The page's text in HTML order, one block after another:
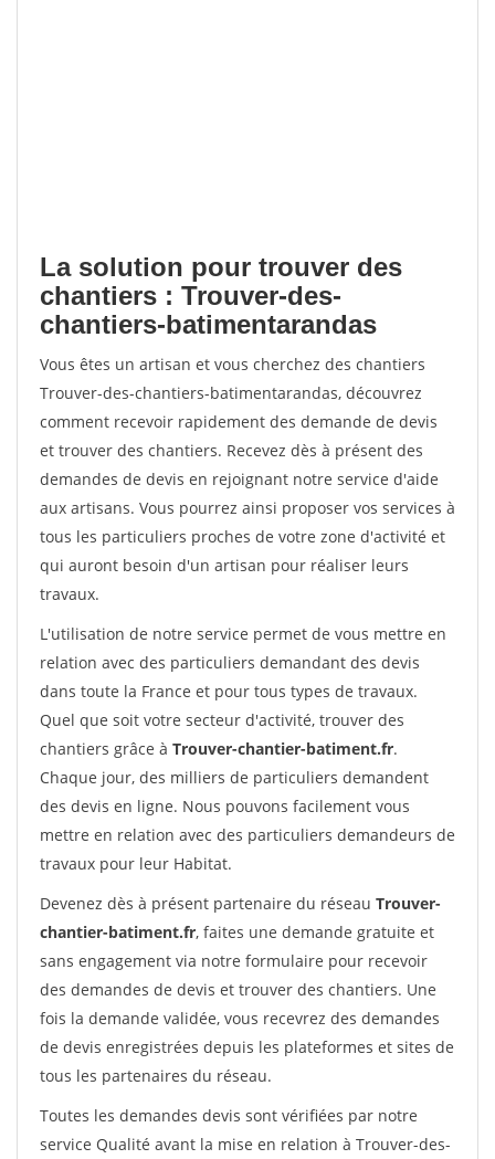
La solution pour trouver des
chantiers : Trouver-des-
chantiers-batimentarandas
Vous êtes un artisan et vous cherchez des chantiers
Trouver-des-chantiers-batimentarandas, découvrez
comment recevoir rapidement des demande de devis
et trouver des chantiers. Recevez dès à présent des
demandes de devis en rejoignant notre service d'aide
aux artisans. Vous pourrez ainsi proposer vos services à
tous les particuliers proches de votre zone d'activité et
qui auront besoin d'un artisan pour réaliser leurs
travaux.
L'utilisation de notre service permet de vous mettre en
relation avec des particuliers demandant des devis
dans toute la France et pour tous types de travaux.
Quel que soit votre secteur d'activité, trouver des
chantiers grâce à Trouver-chantier-batiment.fr.
Chaque jour, des milliers de particuliers demandent
des devis en ligne. Nous pouvons facilement vous
mettre en relation avec des particuliers demandeurs de
travaux pour leur Habitat.
Devenez dès à présent partenaire du réseau Trouver-
chantier-batiment.fr, faites une demande gratuite et
sans engagement via notre formulaire pour recevoir
des demandes de devis et trouver des chantiers. Une
fois la demande validée, vous recevrez des demandes
de devis enregistrées depuis les plateformes et sites de
tous les partenaires du réseau.
Toutes les demandes devis sont vérifiées par notre
service Qualité avant la mise en relation à Trouver-des-